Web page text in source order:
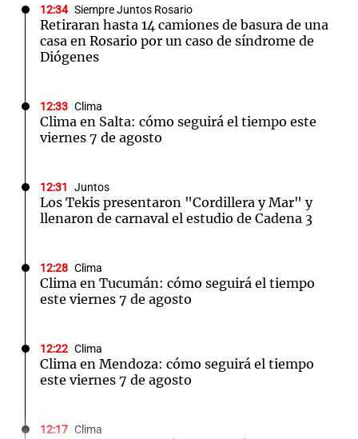
12:34 Siempre Juntos Rosario
Retiraran hasta 14 camiones de basura de una
casa en Rosario por un caso de síndrome de
Diógenes
12:33 Clima
Clima en Salta: cómo seguirá el tiempo este
viernes 7 de agosto
12:31 Juntos
Los Tekis presentaron "Cordillera y Mar" y
llenaron de carnaval el estudio de Cadena 3
12:28 Clima
Clima en Tucumán: cómo seguirá el tiempo
este viernes 7 de agosto
12:22 Clima
Clima en Mendoza: cómo seguirá el tiempo
este viernes 7 de agosto
12:17 Clima